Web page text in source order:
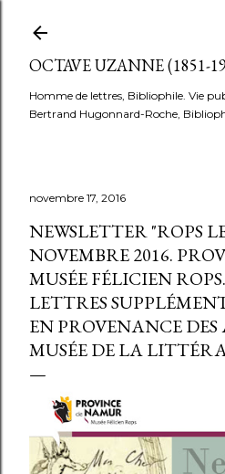
OCTAVE UZANNE (1851-
Homme de lettres, Bibliophile. Vie
Bertrand Hugonnard-Roche,
novembre 17, 2016
NEWSLETTER "ROPS
NOVEMBRE 2016.
MUSÉE FÉLICIEN
LETTRES
EN PROVENANCE
MUSÉE DE LA